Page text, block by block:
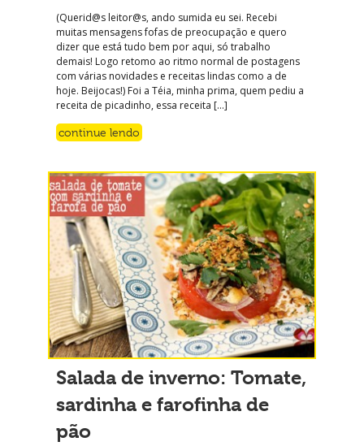
(Querid@s leitor@s, ando sumida eu sei. Recebi
muitas mensagens fofas de preocupação e quero
dizer que está tudo bem por aqui, só trabalho
demais! Logo retomo ao ritmo normal de postagens
com várias novidades e receitas lindas como a de
hoje. Beijocas!) Foi a Téia, minha prima, quem pediu a
receita de picadinho, essa receita […]
continue lendo
Salada de inverno: Tomate,
sardinha e farofinha de
pão